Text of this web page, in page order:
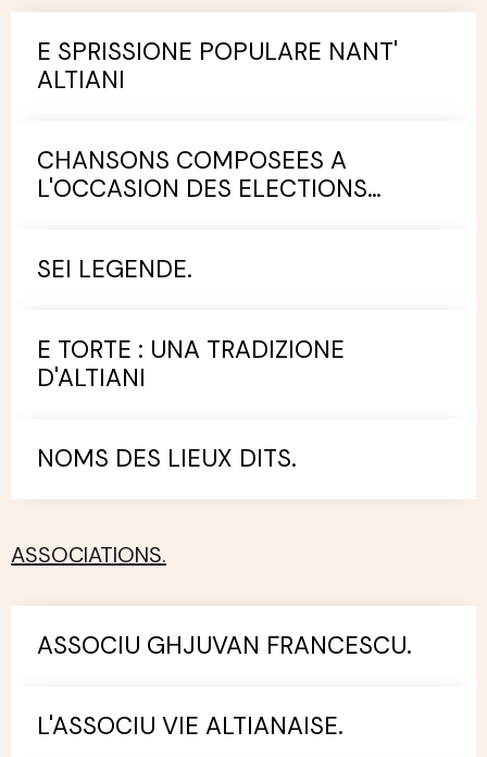
E SPRISSIONE POPULARE NANT'
ALTIANI
CHANSONS COMPOSEES A
L'OCCASION DES ELECTIONS
SEI LEGENDE.
E TORTE : UNA TRADIZIONE
D'ALTIANI
NOMS DES LIEUX DITS.
ASSOCIATIONS.
ASSOCIU GHJUVAN FRANCESCU.
L'ASSOCIU VIE ALTIANAISE.